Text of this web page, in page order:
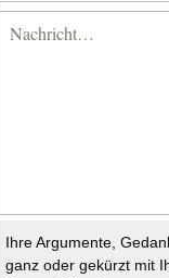
Ihre Argumente,
ganz oder gekürzt mit